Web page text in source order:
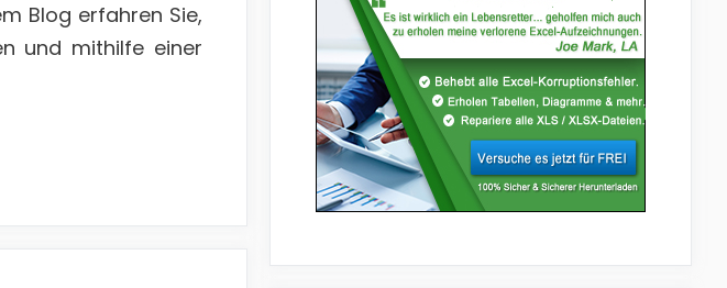
Blog erfahren Sie,
und mithilfe einer